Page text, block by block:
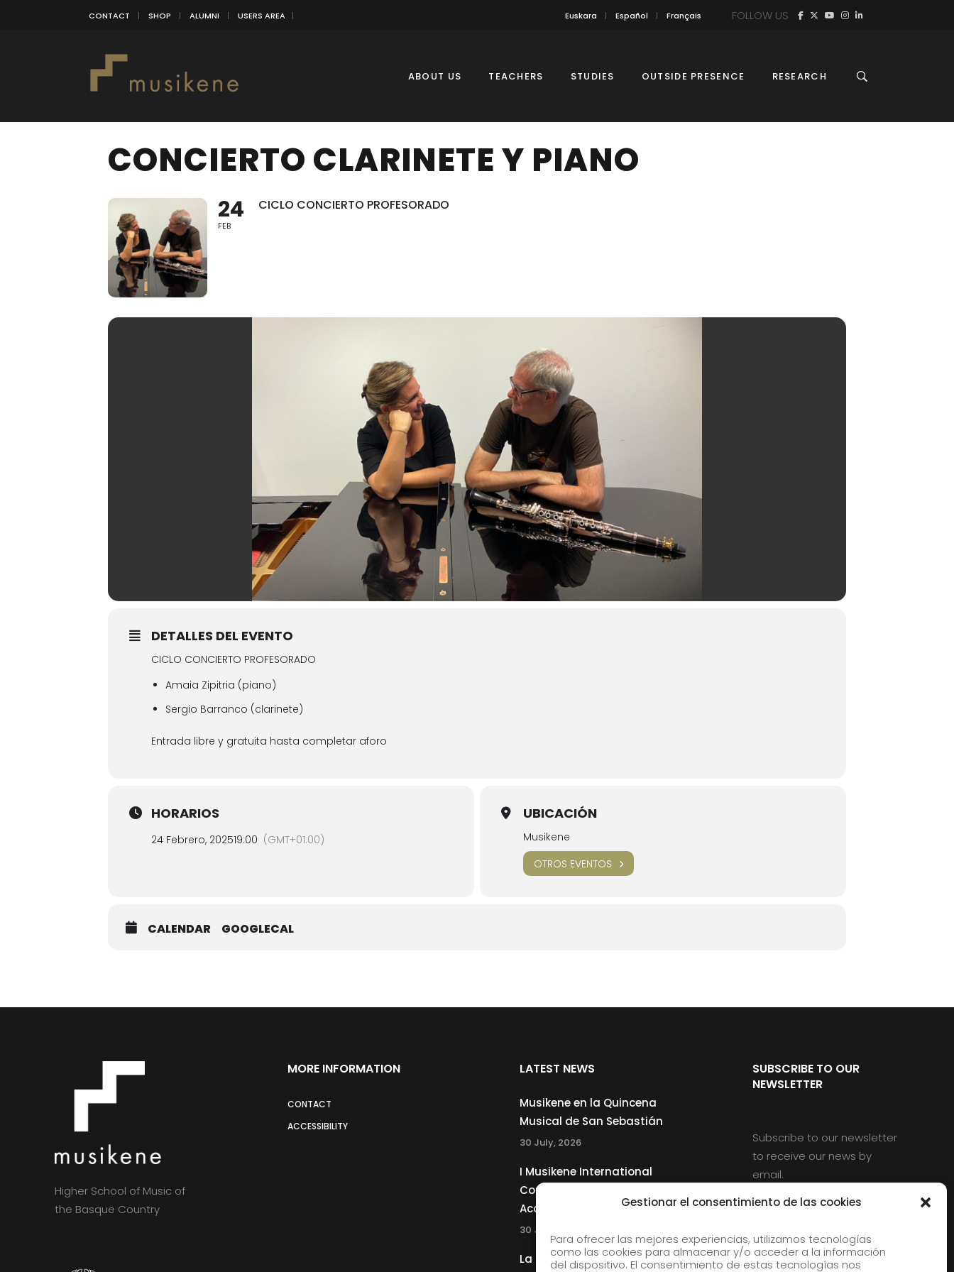
Gestionar el consentimiento de las cookies
Para ofrecer las mejores experiencias, utilizamos tecnologías
como las cookies para almacenar y/o acceder a la información
del dispositivo. El consentimiento de estas tecnologías nos
CONTACT SHOP ALUMNI USERS AREA Euskara Español Français FOLLOW US
ABOUT US TEACHERS STUDIES OUTSIDE PRESENCE RESEARCH
CONCIERTO CLARINETE Y PIANO
24
FEB
CICLO CONCIERTO PROFESORADO
DETALLES DEL EVENTO
CICLO CONCIERTO PROFESORADO
Amaia Zipitria (piano)
Sergio Barranco (clarinete)
Entrada libre y gratuita hasta completar aforo
HORARIOS
24 Febrero, 202519:00 (GMT+01:00)
UBICACIÓN
Musikene
OTROS EVENTOS
CALENDAR GOOGLECAL
Higher School of Music of
the Basque Country
MORE INFORMATION
CONTACT
ACCESSIBILITY
LATEST NEWS
Musikene en la Quincena
Musical de San Sebastián
30 July, 2026
I Musikene International
Competition for Young
Accordionists
30 July, 2026
La Musikene Big Band
SUBSCRIBE TO OUR
NEWSLETTER
Subscribe to our newsletter
to receive our news by
email.